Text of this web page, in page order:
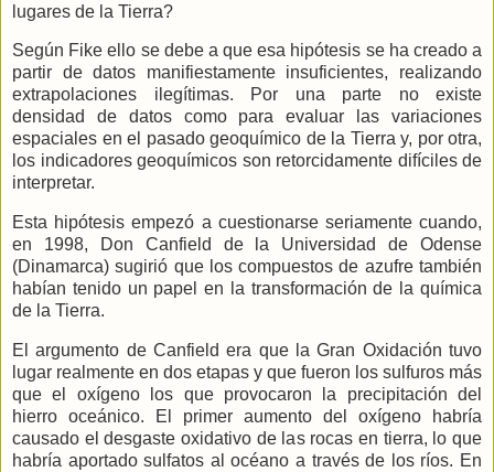
lugares de la Tierra?
Según Fike ello se debe a que esa hipótesis se ha creado a
partir de datos manifiestamente insuficientes, realizando
extrapolaciones ilegítimas. Por una parte no existe
densidad de datos como para evaluar las variaciones
espaciales en el pasado geoquímico de la Tierray, por otra,
los indicadores geoquímicos son retorcidamente difíciles de
interpretar.
Esta hipótesis empezó a cuestionarse seriamente cuando,
en 1998, Don Canfield de
la Universidad
de Odense
(Dinamarca) sugirió que los compuestos de azufre también
habían tenido un papel en la transformación de la química
de la Tierra.
El argumento de Canfield era que la Gran Oxidación tuvo
lugar realmente en dos etapas y que fueron los sulfuros más
que el oxígeno los que provocaron la precipitación del
hierro oceánico. El primer aumento del oxígeno habría
causado el desgaste oxidativo de las rocas en tierra, lo que
habría aportado sulfatos al océano a través de los ríos. En